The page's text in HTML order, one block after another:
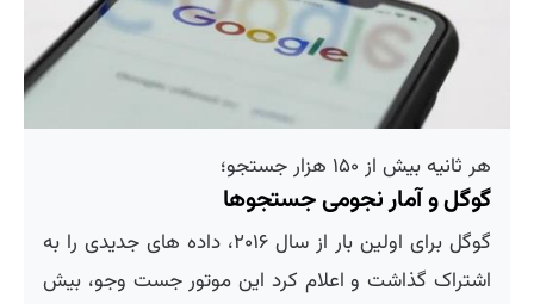
هر ثانیه بیش از ۱۵۰ هزار جستجو؛
گوگل و آمار نجومی جستجوها
گوگل برای اولین بار از سال ۲۰۱۶، داده های جدیدی را به
اشتراک گذاشت و اعلام کرد این موتور جست وجو، بیش